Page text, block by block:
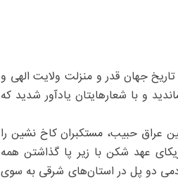
جهان قدر و منزلت ولایت الهی و
و با شعارهایتان یادآور شدید که
شدید، سرزمین عراق حبیب، مستکبران کاخ نشین را
عهد شکن با زیر پا گذاشتن همه
دو پل در استان‌های شرقی به سوی